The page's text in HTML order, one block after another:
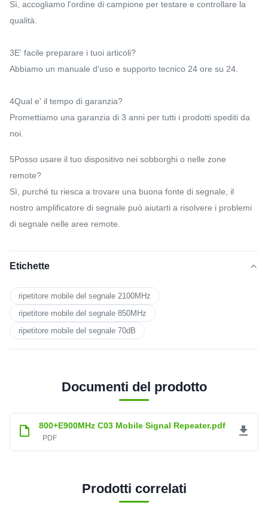
Sì, accogliamo l'ordine di campione per testare e controllare la
qualità.
3E' facile preparare i tuoi articoli?
Abbiamo un manuale d'uso e supporto tecnico 24 ore su 24.
4Qual e' il tempo di garanzia?
Promettiamo una garanzia di 3 anni per tutti i prodotti spediti da
noi.
5Posso usare il tuo dispositivo nei sobborghi o nelle zone
remote?
Sì, purché tu riesca a trovare una buona fonte di segnale, il
nostro amplificatore di segnale può aiutarti a risolvere i problemi
di segnale nelle aree remote.
Etichette
ripetitore mobile del segnale 2100MHz
ripetitore mobile del segnale 850MHz
ripetitore mobile del segnale 70dB
Documenti del prodotto
800+E900MHz C03 Mobile Signal Repeater.pdf
PDF
Prodotti correlati